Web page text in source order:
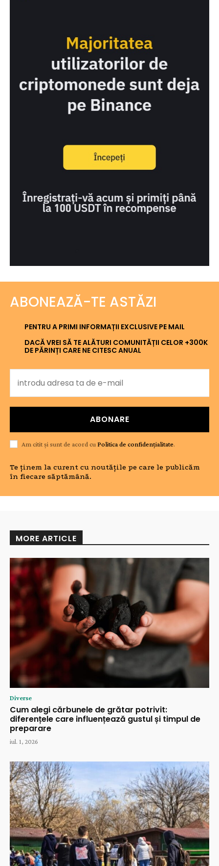
ABONEAZĂ-TE ASTĂZI
PENTRU A PRIMI INFORMAȚII EXCLUSIVE PE MAIL
DACĂ VREI SĂ TE ALĂTURI COMUNITĂȚII CELOR +300K
DE PĂRINȚI CARE NE CITESC ANUAL
ABONARE
Am citit și sunt de acord cu Politica de confidențialitate.
Te ținem la curent cu noutățile pe care le publicăm
în fiecare săptămână.
MORE ARTICLE
Diverse
Cum alegi cărbunele de grătar potrivit:
diferențele care influențează gustul și timpul de
preparare
iul. 1, 2026